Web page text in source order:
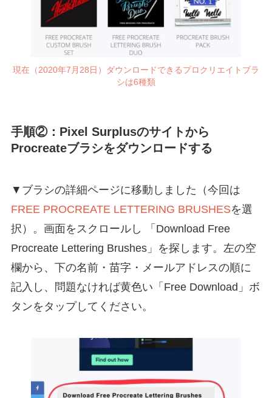
現在（2020年7月28日）ダウンロードできるプロクリエイトブラ
シは6種類
手順②：Pixel Surplusのサイトから
Procreateブラシをダウンロードする
▼ブラシの詳細ページに移動しました（今回は
FREE PROCREATE LETTERING BRUSHESを選
択）。画面をスクロールし 「Download Free
Procreate Lettering Brushes」を探します。左の空
欄から、下の名前・苗字・メールアドレスの順に
記入し、問題なければ黄色い「Free Download」ボ
タンをタップしてください。